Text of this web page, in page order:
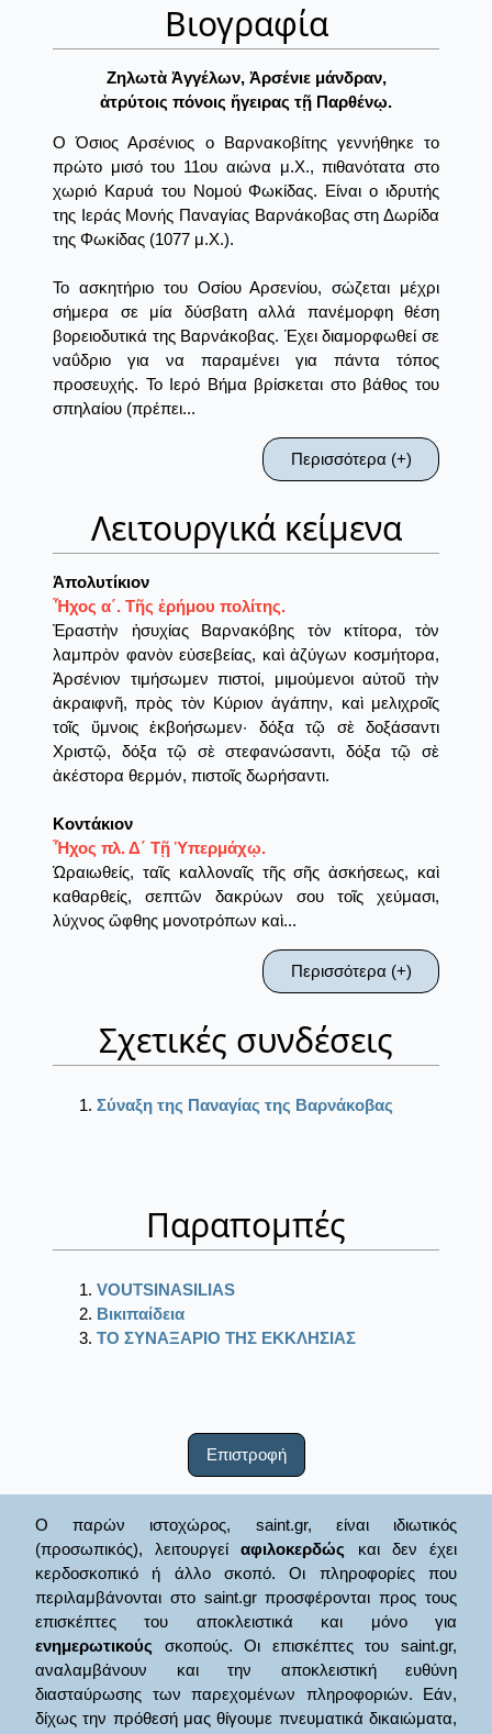
Βιογραφία
Ζηλωτὰ Ἀγγέλων, Ἀρσένιε μάνδραν,
ἀτρύτοις πόνοις ἤγειρας τῇ Παρθένῳ.
Ο Όσιος Αρσένιος ο Βαρνακοβίτης γεννήθηκε το
πρώτο μισό του 11ου αιώνα μ.Χ., πιθανότατα στο
χωριό Καρυά του Νομού Φωκίδας. Είναι ο ιδρυτής
της Ιεράς Μονής Παναγίας Βαρνάκοβας στη Δωρίδα
της Φωκίδας (1077 μ.Χ.).
Το ασκητήριο του Οσίου Αρσενίου, σώζεται μέχρι
σήμερα σε μία δύσβατη αλλά πανέμορφη θέση
βορειοδυτικά της Βαρνάκοβας. Έχει διαμορφωθεί σε
ναΰδριο για να παραμένει για πάντα τόπος
προσευχής. Το Ιερό Βήμα βρίσκεται στο βάθος του
σπηλαίου (πρέπει...
Περισσότερα (+)
Λειτουργικά κείμενα
Ἀπολυτίκιον
Ἦχος α΄. Τῆς ἐρήμου πολίτης.
Ἐραστὴν ἡσυχίας Βαρνακόβης τὸν κτίτορα, τὸν
λαμπρὸν φανὸν εὐσεβείας, καὶ ἀζύγων κοσμήτορα,
Ἀρσένιον τιμήσωμεν πιστοί, μιμούμενοι αὐτοῦ τὴν
ἀκραιφνῆ, πρὸς τὸν Κύριον ἀγάπην, καὶ μελιχροῖς
τοῖς ὕμνοις ἐκβοήσωμεν· δόξα τῷ σὲ δοξάσαντι
Χριστῷ, δόξα τῷ σὲ στεφανώσαντι, δόξα τῷ σὲ
ἀκέστορα θερμόν, πιστοῖς δωρήσαντι.
Κοντάκιον
Ἦχος πλ. Δ΄ Τῇ Ὑπερμάχῳ.
Ὡραιωθείς, ταῖς καλλοναῖς τῆς σῆς ἀσκήσεως, καὶ
καθαρθείς, σεπτῶν δακρύων σου τοῖς χεύμασι,
λύχνος ὤφθης μονοτρόπων καὶ...
Περισσότερα (+)
Σχετικές συνδέσεις
Σύναξη της Παναγίας της Βαρνάκοβας
Παραπομπές
VOUTSINASILIAS
Βικιπαίδεια
ΤΟ ΣΥΝΑΞΑΡΙΟ ΤΗΣ ΕΚΚΛΗΣΙΑΣ
Επιστροφή
Ο παρών ιστοχώρος, saint.gr, είναι ιδιωτικός
(προσωπικός), λειτουργείαφιλοκερδώς και δεν έχει
κερδοσκοπικό ή άλλο σκοπό. Οι πληροφορίες που
περιλαμβάνονται στο saint.gr προσφέρονται προς τους
επισκέπτες του αποκλειστικά και μόνο για
ενημερωτικούς σκοπούς. Οι επισκέπτες του saint.gr,
αναλαμβάνουν και την αποκλειστική ευθύνη
διασταύρωσης των παρεχομένων πληροφοριών. Εάν,
δίχως την πρόθεσή μας θίγουμε πνευματικά δικαιώματα,